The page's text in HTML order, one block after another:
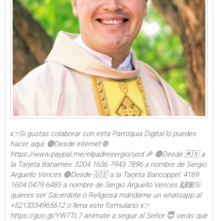
👉Si gustas colaborar con esta Parroquia Digital lo puedes
hacer aquí: 🔴Desde internet 🌐
https://www.paypal.me/elpadresergio/usd 🎉 🔴Desde 🇲🇽 a
la Tarjeta Banamex: 5204 1636 7943 7896 a nombre de Sergio
Arguello Vences 🔴Desde 🇺🇸 a la Tarjeta Bancoppel: 4169
1604 0479 6485 a nombre de Sergio Arguello Vences 🙌🏼Si
quieres ser Sacerdote o Religiosa mándame un whatsapp al:
+5213334965612 o llena este formulario: 👉
https://goo.gl/YW7TL7 anímate a seguir al Señor 😇 verás que